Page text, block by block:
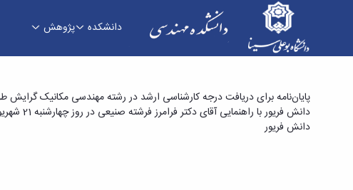
دانشکده پژوهش
پایان‌نامه برای دریافت درجه کارشناسی ارشد در
ورق‌های یک آلیاژ منیزیم تولید شده طی عملیات
پایان‌نامه برای دریافت درجه کارشناسی ارشد در رشته مهندسی مکانیک
دانش فریور با راهنمایی آقای دکتر فرامرز فرشته صنیعی در روز چهارشنبه 21 شهریور 1397 ساعت 9 صبح مکان: آمفی تئاتر دانشکده مهندسی برگزار میگردد. علاقمندان جهت کسب اطلاعات بیشتر به لینک زیر مراجعه نمایند.
دانش فریور